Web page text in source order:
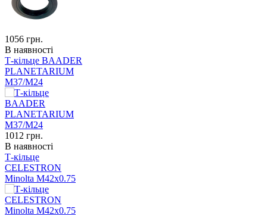
1056 грн.
В наявності
Т-кільце BAADER
PLANETARIUM
M37/M24
1012 грн.
В наявності
Т-кільце
CELESTRON
Minolta M42x0.75